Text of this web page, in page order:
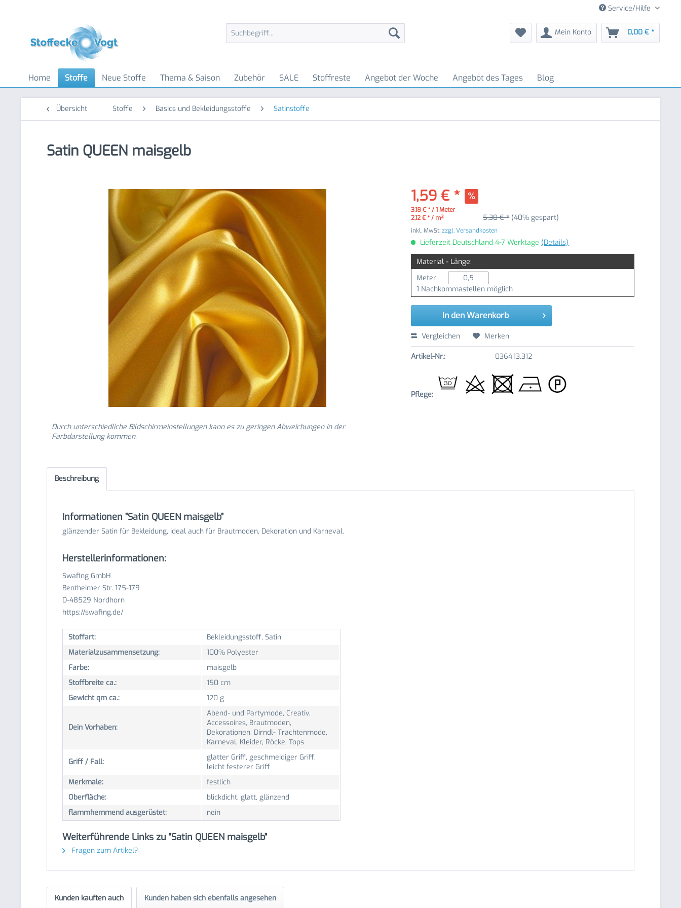
Service/Hilfe
Mein Konto 0,00 € *
Home Stoffe Neue Stoffe Thema & Saison Zubehör SALE Stoffreste Angebot der Woche Angebot des Tages Blog
Übersicht Stoffe Basics und Bekleidungsstoffe Satinstoffe
Satin QUEEN maisgelb
Durch unterschiedliche Bildschirmeinstellungen kann es zu geringen Abweichungen in der
Farbdarstellung kommen.
1,59 € *
3,18 € * / 1 Meter
2,12 € * / m²
5,30 € * (40% gespart)
inkl. MwSt.zzgl. Versandkosten
Lieferzeit Deutschland 4-7 Werktage (Details)
Material - Länge:
Meter:
1 Nachkommastellen möglich
In den Warenkorb
Vergleichen Merken
Artikel-Nr.: 0364.13.312
Pflege:
Beschreibung
Informationen "Satin QUEEN maisgelb"
glänzender Satin für Bekleidung, ideal auch für Brautmoden, Dekoration und Karneval.
Herstellerinformationen:
Swafing GmbH
Bentheimer Str. 175-179
D-48529 Nordhorn
https://swafing.de/
Stoffart:
Bekleidungsstoff, Satin
Materialzusammensetzung:
100% Polyester
Farbe:
maisgelb
Stoffbreite ca.:
150 cm
Gewicht qm ca.:
120 g
Dein Vorhaben:
Abend- und Partymode, Creativ,
Accessoires, Brautmoden,
Dekorationen, Dirndl- Trachtenmode,
Karneval, Kleider, Röcke, Tops
Griff / Fall:
glatter Griff, geschmeidiger Griff,
leicht festerer Griff
Merkmale:
festlich
Oberfläche:
blickdicht, glatt, glänzend
flammhemmend ausgerüstet:
nein
Weiterführende Links zu "Satin QUEEN maisgelb"
Fragen zum Artikel?
Kunden kauften auch Kunden haben sich ebenfalls angesehen